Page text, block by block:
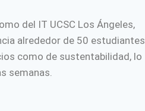
del IT UCSC Los Ángeles,
alrededor de 50 estudiantes
como de sustentabilidad, lo
semanas.